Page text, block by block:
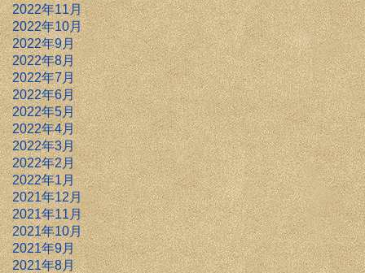
2022年11月
2022年10月
2022年9月
2022年8月
2022年7月
2022年6月
2022年5月
2022年4月
2022年3月
2022年2月
2022年1月
2021年12月
2021年11月
2021年10月
2021年9月
2021年8月